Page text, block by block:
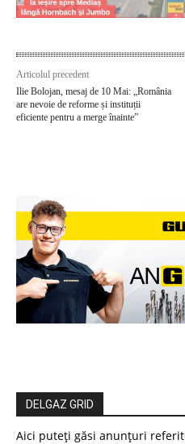
Articolul precedent
Ilie Bolojan, mesaj de 10 Mai: „România
are nevoie de reforme și instituții
eficiente pentru a merge înainte”
DELGAZ GRID
Aici puteți găsi anunțuri